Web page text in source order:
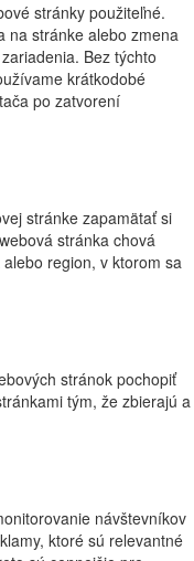
stránky použiteľné.
na stránke alebo zmena
Bez týchto
krátkodobé
po zatvorení
stránke zapamätať si
stránka chová
region, v ktorom sa
stránok pochopiť
tým, že zbierajú a
návštevníkov
ktoré sú relevantné